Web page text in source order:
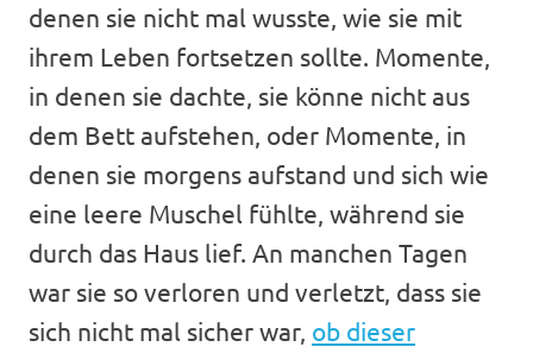
denen sie nicht mal wusste, wie sie mit
ihrem Leben fortsetzen sollte. Momente,
in denen sie dachte, sie könne nicht aus
dem Bett aufstehen, oder Momente, in
denen sie morgens aufstand und sich wie
eine leere Muschel fühlte, während sie
durch das Haus lief. An manchen Tagen
war sie so verloren und verletzt, dass sie
sich nicht mal sicher war, ob dieser